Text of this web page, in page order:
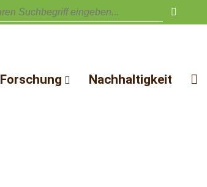
Forschung Nachhaltigkeit